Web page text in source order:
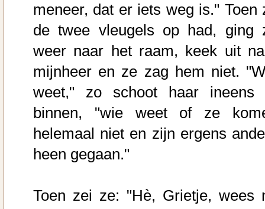
meneer, dat er iets weg is." Toen
de twee vleugels op had, ging
weer naar het raam, keek uit
mijnheer en ze zag hem niet.
weet," zo schoot haar ineens
binnen, "wie weet of ze
helemaal niet en zijn ergens
heen gegaan."
Toen zei ze: "Hè, Grietje, wees